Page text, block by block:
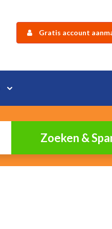
Gratis account